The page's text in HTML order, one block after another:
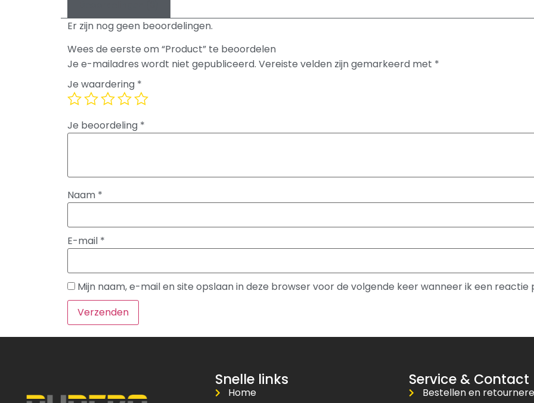
Er zijn nog geen beoordelingen.
Wees de eerste om “Product” te beoordelen
Je e-mailadres wordt niet gepubliceerd. Vereiste velden zijn gemarkeerd met *
Je waardering *
Je beoordeling *
Naam *
E-mail *
Mijn naam, e-mail en site opslaan in deze browser voor de volgende keer wanneer ik een reactie
Snelle links
Home
Service & Contact
Bestellen en